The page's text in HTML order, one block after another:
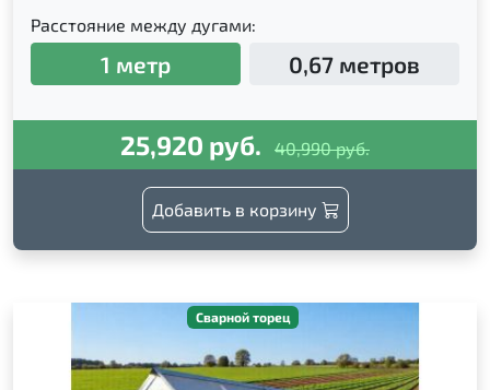
Расстояние между дугами:
1 метр 0,67 метров
25,920 руб. 40,990 руб.
Добавить в корзину
Сварной торец